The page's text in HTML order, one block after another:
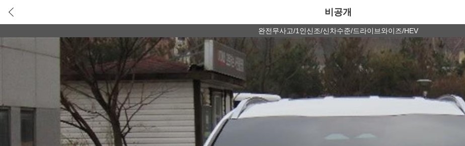
비공개
완전무사고/1인신조/신차수준/드라이브와이즈/HEV